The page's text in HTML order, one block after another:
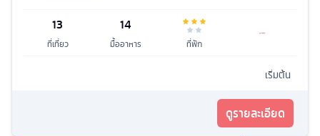
13
ที่เที่ยว
14
มื้ออาหาร ที่พัก
เริ่มต้น
ดูรายละเอียด